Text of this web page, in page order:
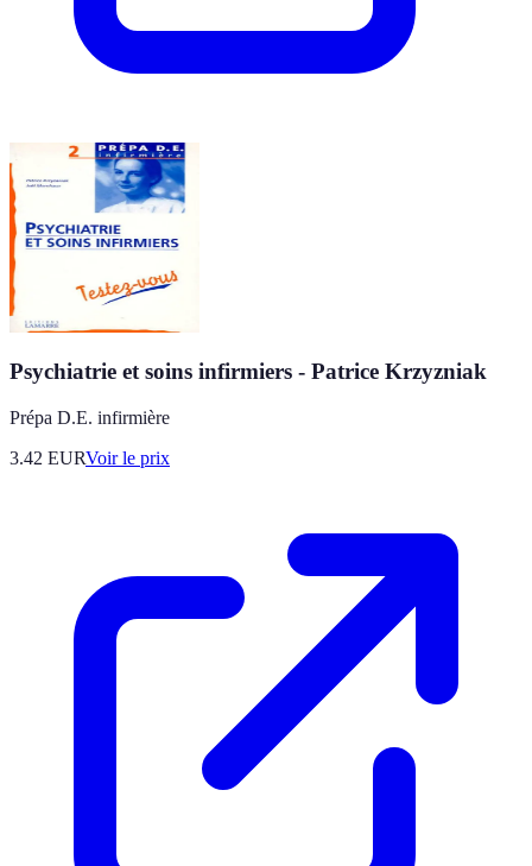
Psychiatrie et soins infirmiers - Patrice Krzyzniak
Prépa D.E. infirmière
3.42 EURVoir le prix